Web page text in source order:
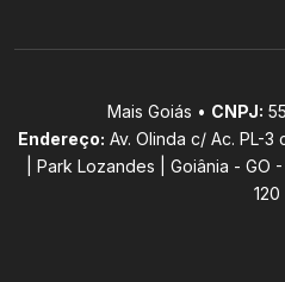
Mais Goiás • CNPJ:
Endereço: Av. Olinda c/ Ac. PL-3
| Park Lozandes | Goiânia - GO
120